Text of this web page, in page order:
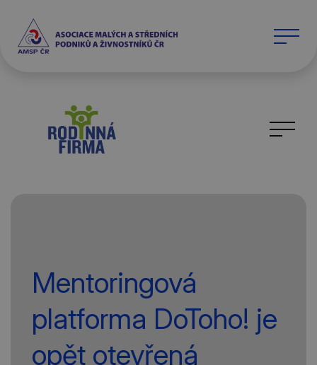
Mentoringová
platforma DoToho! je
opět otevřená